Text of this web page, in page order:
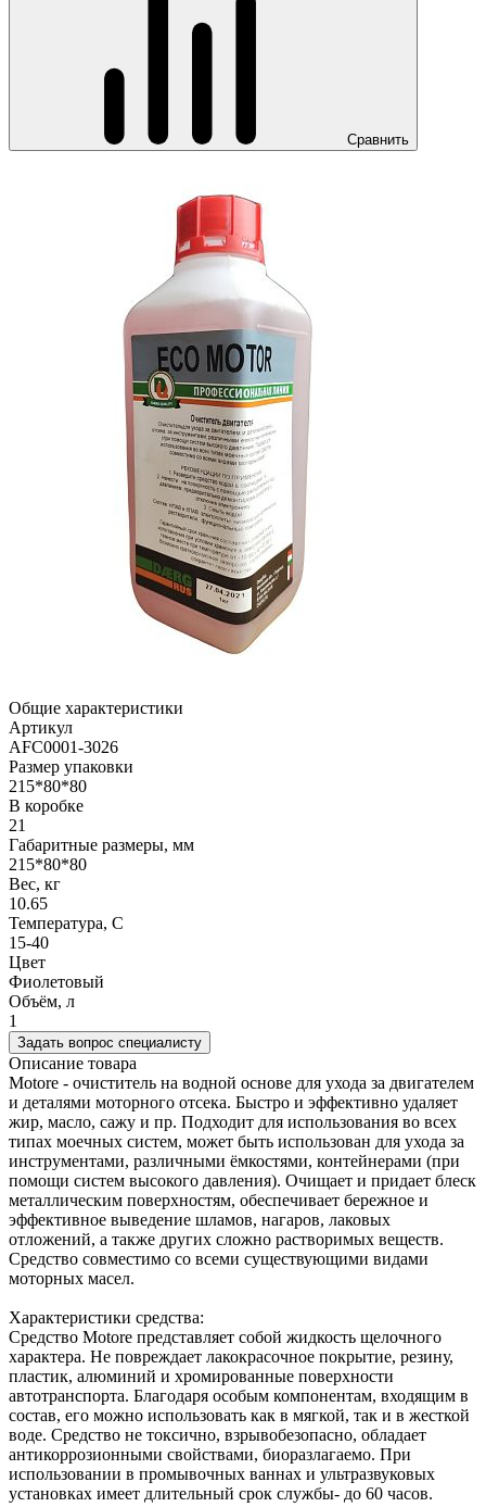
Сравнить
Общие характеристики
Артикул
AFC0001-3026
Размер упаковки
215*80*80
В коробке
21
Габаритные размеры, мм
215*80*80
Вес, кг
10.65
Температура, C
15-40
Цвет
Фиолетовый
Объём, л
1
Задать вопрос специалисту
Описание товара
Motore - очиститель на водной основе для ухода за двигателем
и деталями моторного отсека. Быстро и эффективно удаляет
жир, масло, сажу и пр. Подходит для использования во всех
типах моечных систем, может быть использован для ухода за
инструментами, различными ёмкостями, контейнерами (при
помощи систем высокого давления). Очищает и придает блеск
металлическим поверхностям, обеспечивает бережное и
эффективное выведение шламов, нагаров, лаковых
отложений, а также других сложно растворимых веществ.
Средство совместимо со всеми существующими видами
моторных масел.
Характеристики средства:
Средство Motore представляет собой жидкость щелочного
характера. Не повреждает лакокрасочное покрытие, резину,
пластик, алюминий и хромированные поверхности
автотранспорта. Благодаря особым компонентам, входящим в
состав, его можно использовать как в мягкой, так и в жесткой
воде. Средство не токсично, взрывобезопасно, обладает
антикоррозионными свойствами, биоразлагаемо. При
использовании в промывочных ваннах и ультразвуковых
установках имеет длительный срок службы- до 60 часов.